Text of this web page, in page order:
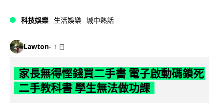
科技娛樂 生活娛樂 城中熱話
Lawton 1 日
家長無得慳錢買二手書 電子啟動碼鎖死
二手教科書 學生無法做功課